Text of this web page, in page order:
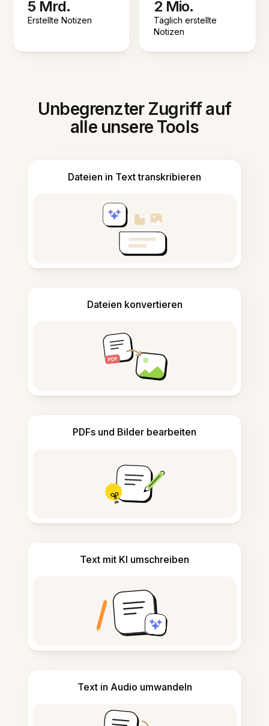
5 Mrd.
Erstellte Notizen
2 Mio.
Täglich erstellte
Notizen
Unbegrenzter Zugriff auf
alle unsere Tools
Dateien in Text transkribieren
Dateien konvertieren
PDFs und Bilder bearbeiten
Text mit KI umschreiben
Text in Audio umwandeln